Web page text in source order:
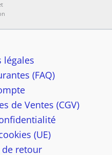
légales
(FAQ)
de Ventes (CGV)
(UE)
retour